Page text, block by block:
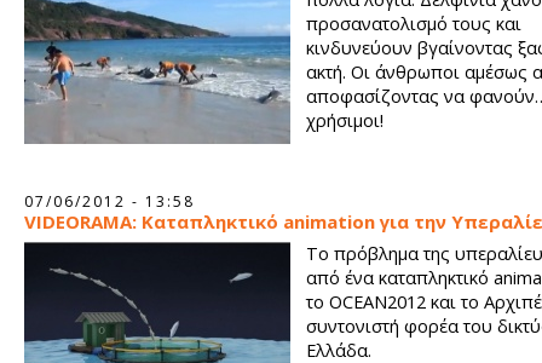
προσανατολισμό τους και
κινδυνεύουν βγαίνοντας
ακτή. Οι άνθρωποι αμέσως
αποφασίζοντας να
χρήσιμοι!
07/06/2012 - 13:58
VIDEORAMA: Καταπληκτικό animation για την
Το πρόβλημα της
από ένα καταπληκτικό
το OCEAN2012 και το
συντονιστή φορέα του
Ελλάδα.